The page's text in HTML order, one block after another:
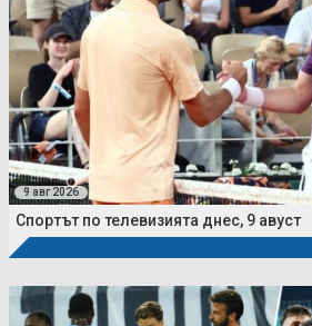
9 авг 2026
Спортът по телевизията днес, 9 авуст